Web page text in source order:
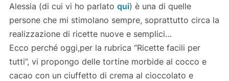
Alessia (di cui vi ho parlato qui) è una di quelle
persone che mi stimolano sempre, soprattutto circa la
realizzazione di ricette nuove e semplici…
Ecco perché oggi,per la rubrica “Ricette facili per
tutti”, vi propongo delle tortine morbide al cocco e
cacao con un ciuffetto di crema al cioccolato e